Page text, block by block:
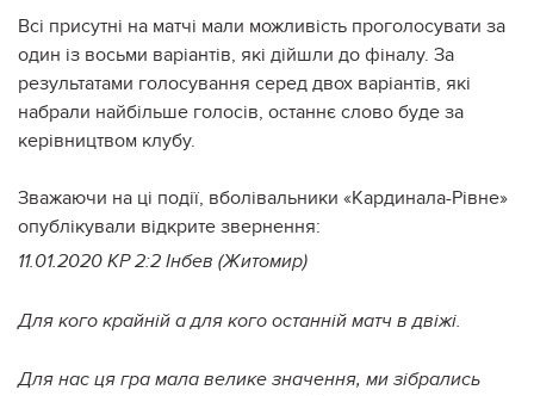
Всі присутні на матчі мали можливість проголосувати за
один із восьми варіантів, які дійшли до фіналу. За
результатами голосування серед двох варіантів, які
набрали найбільше голосів, останнє слово буде за
керівництвом клубу.
Зважаючи на ці події, вболівальники «Кардинала-Рівне»
опублікували відкрите звернення:
11.01.2020 КР 2:2 Інбев (Житомир)
Для кого крайній а для кого останній матч в двіжі.
Для нас ця гра мала велике значення, ми зібрались